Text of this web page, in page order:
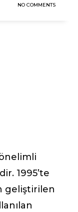
NO COMMENTS
1995’te
geliştirilen